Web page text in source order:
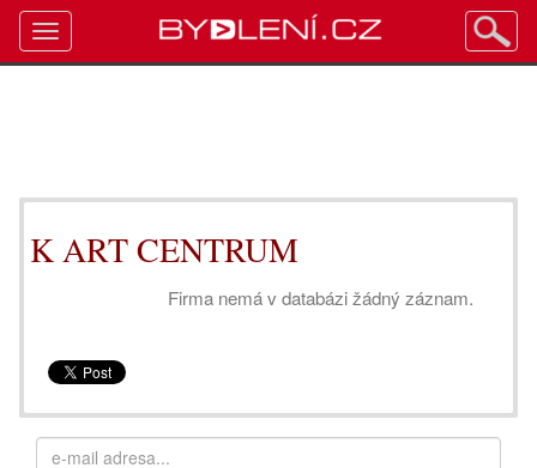
K ART CENTRUM
Firma nemá v databázi žádný záznam.
Toggle
navigation